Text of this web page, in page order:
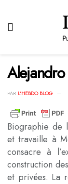
PAR L'HEBDO BLOG
Biographie de
et travaille à
consacre à
construction
et privées. La